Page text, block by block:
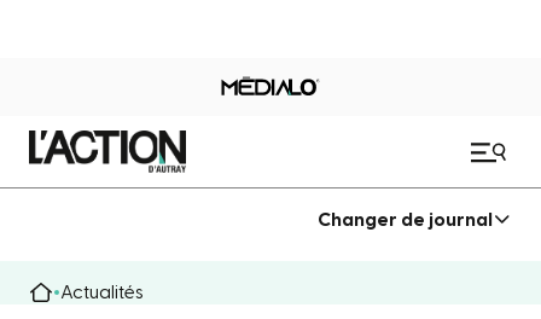
Changer de journal
Actualités